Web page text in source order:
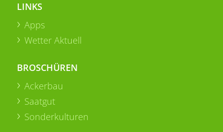
LINKS
Apps
Wetter Aktuell
BROSCHÜREN
Ackerbau
Saatgut
Sonderkulturen